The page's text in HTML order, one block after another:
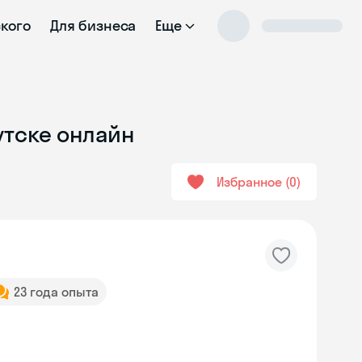
Для бизнеса Еще
онлайн
Избранное 0
23 года опыта